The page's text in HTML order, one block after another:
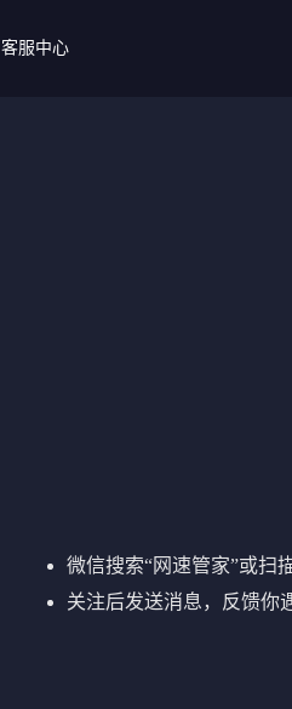
客服中心
微信搜索“网速管家”或扫
关注后发送消息，反馈你